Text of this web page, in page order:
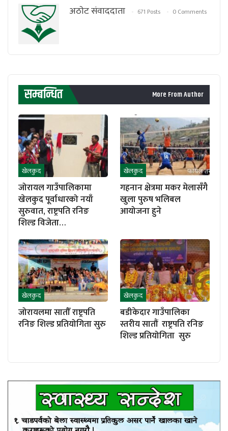
अठाेट संवाददाता 671 Posts 0 Comments
सम्बन्धित More From Author
खेलकुद
जोरायल गाउँपालिकामा
खेलकुद पूर्वाधारको नयाँ
सुरुवात, राष्ट्रपति रनिङ
शिल्ड विजेता…
खेलकुद
गहनान क्षेत्रमा मकर मेलासँगै
खुला पुरुष भलिबल
आयोजना हुने
खेलकुद
जोरायलमा सातौँ राष्ट्रपति
रनिङ शिल्ड प्रतियोगिता सुरु
खेलकुद
बडीकेदार गाउँपालिका
स्तरीय सातौं राष्ट्रपति रनिङ
शिल्ड प्रतियोगिता सुरु